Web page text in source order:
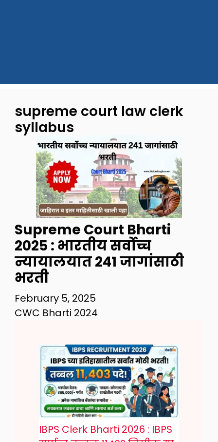
supreme court law clerk
syllabus
Supreme Court Bharti
2025 : भारतीय सर्वोच्च
न्यायालयात 241 जागांसाठी
भरती
February 5, 2025
CWC Bharti 2024
IBPS Clerk Bharti 2026 : IBPS